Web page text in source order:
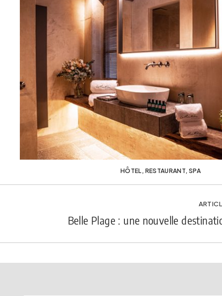
HÔTEL , RESTAURANT, SPA
Belle Plage : une nouvelle